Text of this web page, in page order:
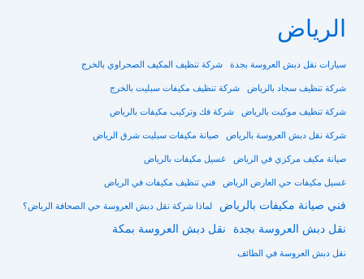
الرياض
سيارات نقل دبش العروسة بجدة شركة تنظيف المكيف الصحراوي بالخرج
شركة تنظيف سجاد بالرياض شركة تنظيف مكيفات سبليت بالخرج
شركة تنظيف موكيت بالرياض شركة فك وتركيب مكيفات بالرياض
شركة نقل دبش العروسة بالرياض صيانة مكيفات سبليت شرق الرياض
صيانة مكيف مركزي في الرياض غسيل مكيفات بالرياض
غسيل مكيفات حي العارض الرياض فني تنظيف مكيفات في الرياض
فني صيانة مكيفات بالرياض لماذا شركة نقل دبش العروسة حي الصحافة الرياض؟
نقل دبش العروسة بجدة نقل دبش العروسة بمكة
نقل دبش العروسة في الطائف